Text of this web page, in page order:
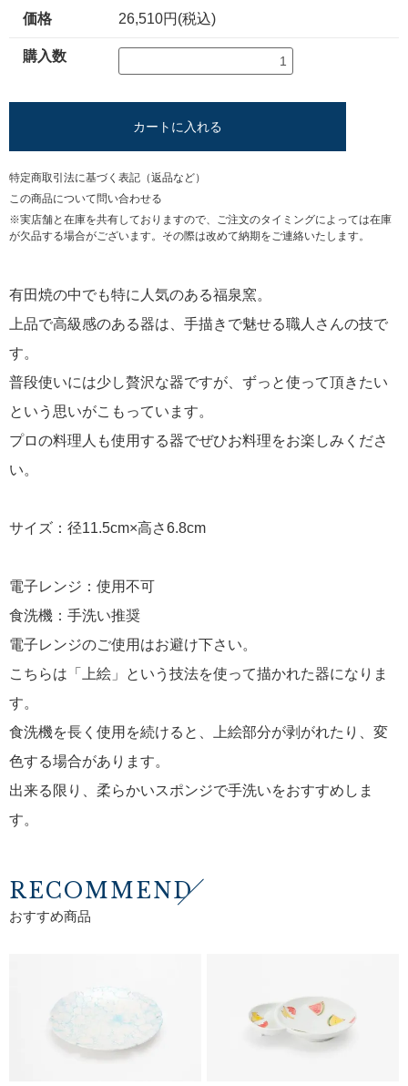
価格 26,510円(税込)
購入数
カートに入れる
特定商取引法に基づく表記（返品など）
この商品について問い合わせる
※実店舗と在庫を共有しておりますので、ご注文のタイミングによっては在庫
が欠品する場合がございます。その際は改めて納期をご連絡いたします。
有田焼の中でも特に人気のある福泉窯。
上品で高級感のある器は、手描きで魅せる職人さんの技で
す。
普段使いには少し贅沢な器ですが、ずっと使って頂きたい
という思いがこもっています。
プロの料理人も使用する器でぜひお料理をお楽しみくださ
い。
サイズ：径11.5cm×高さ6.8cm
電子レンジ：使用不可
食洗機：手洗い推奨
電子レンジのご使用はお避け下さい。
こちらは「上絵」という技法を使って描かれた器になりま
す。
食洗機を長く使用を続けると、上絵部分が剥がれたり、変
色する場合があります。
出来る限り、柔らかいスポンジで手洗いをおすすめしま
す。
RECOMMEND
おすすめ商品